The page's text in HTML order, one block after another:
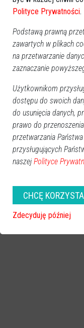
sesji - 30 stycznia.
GOOGLE NEWS
Obserwuj nas i
Dodaj eOstroleka do
Więcej o
Polityce Prywatności.
Podstawą prawną
zawartych w plikach
na przetwarzanie
zaznaczanie
Użytkownikom
dostępu do swoich
do usunięcia danych,
prawo do
przetwarzania
przysługujących
naszej Polityce
CHCĘ
Zdecyduję później